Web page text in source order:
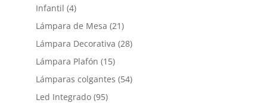
Infantil (4)
Lámpara de Mesa (21)
Lámpara Decorativa (28)
Lámpara Plafón (15)
Lámparas colgantes (54)
Led Integrado (95)